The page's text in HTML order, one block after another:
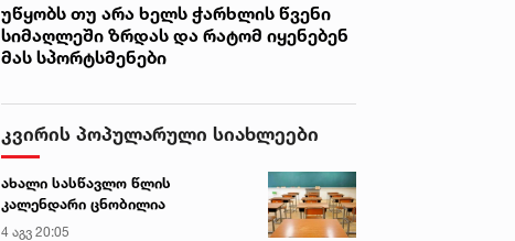
უწყობს თუ არა ხელს ჭარხლის წვენი
სიმაღლეში ზრდას და რატომ იყენებენ
მას სპორტსმენები
კვირის პოპულარული სიახლეები
ახალი სასწავლო წლის
კალენდარი ცნობილია
4 აგვ 20:05